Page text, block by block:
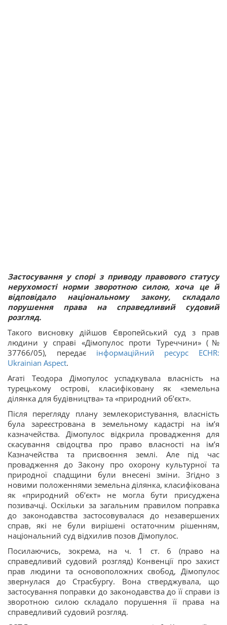
Застосування у спорі з приводу правового статусу
нерухомості норми зворотною силою, хоча це й
відповідало національному закону, складало
порушення права на справедливий судовий
розгляд.
Такого висновку дійшов Європейський суд з прав
людини у справі «Дімопулос проти Туреччини» (№
37766/05), передає інформаційний ресурс ECHR:
Ukrainian Aspect.
Агаті Теодора Дімопулос успадкувала власність на
турецькому острові, класифіковану як «земельна
ділянка для будівництва» та «природний об’єкт».
Після перегляду плану землекористування, власність
була зареєстрована в земельному кадастрі на ім’я
казначейства. Дімопулос відкрила провадження для
скасування свідоцтва про право власності на ім’я
Казначейства та присвоєння землі. Але під час
провадження до Закону про охорону культурної та
природної спадщини були внесені зміни. Згідно з
новими положеннями земельна ділянка, класифікована
як «природний об’єкт» не могла бути присуджена
позивачці. Оскільки за загальним правилом поправка
до законодавства застосовувалася до незавершених
справ, які не були вирішені остаточним рішенням,
національний суд відхилив позов Дімопулос.
Посилаючись, зокрема, на ч. 1 ст. 6 (право на
справедливий судовий розгляд) Конвенції про захист
прав людини та основоположних свобод, Дімопулос
звернулася до Страсбургу. Вона стверджувала, що
застосування поправки до законодавства до її справи із
зворотною силою складало порушення її права на
справедливий судовий розгляд.